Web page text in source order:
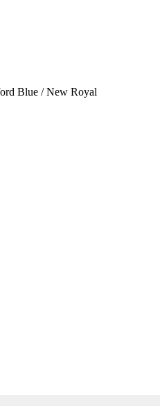
Blue / New Royal